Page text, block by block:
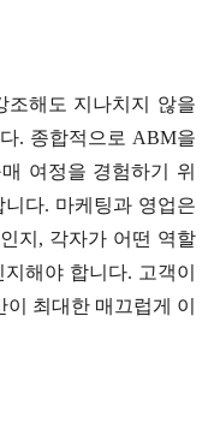
조해도 지나치지 않을
. 종합적으로 ABM을
여정을 경험하기 위
다. 마케팅과 영업은
지, 각자가 어떤 역할
해야 합니다. 고객이
최대한 매끄럽게 이